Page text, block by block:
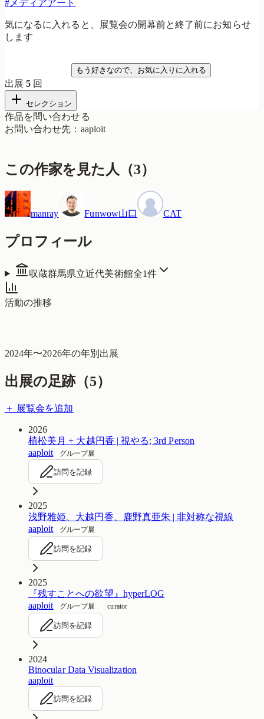
# メディアアート
気になるに入れると、展覧会の開幕前と終了前にお知らせ
します
もう好きなので、お気に入りに入れる
出展5 回
セレクション
作品を問い合わせる
お問い合わせ先 ： aaploit
この作家を見た人 （3）
manray Funwow山口 CAT
プロフィール
収蔵群馬県立近代美術館全1件
活動の推移
2024年〜2026年の年別出展
出展の足跡（5）
＋ 展覧会を追加
2026
植松美月 + 大越円香 | 視やる; 3rd Person
aaploit
グループ展
訪問を記録
2025
浅野雅姫、大越円香、鹿野真亜朱 | 非対称な視線
aaploit
グループ展
訪問を記録
2025
『残すことへの欲望』hyperLOG
aaploit
グループ展 curator
訪問を記録
2024
Binocular Data Visualization
aaploit
訪問を記録